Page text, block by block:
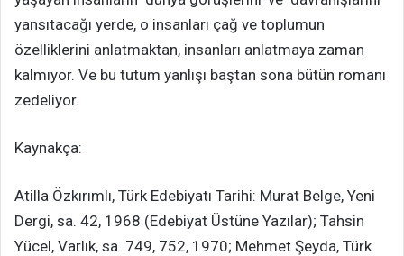
yansıtacağı yerde, o insanları çağ ve toplumun
özelliklerini anlatmaktan, insanları anlatmaya zaman
kalmıyor. Ve bu tutum yanlışı baştan sona bütün romanı
zedeliyor.
Kaynakça:
Atilla Özkırımlı, Türk Edebiyatı Tarihi: Murat Belge, Yeni
Dergi, sa. 42, 1968 (Edebiyat Üstüne Yazılar); Tahsin
Yücel, Varlık, sa. 749, 752, 1970; Mehmet Şeyda, Türk